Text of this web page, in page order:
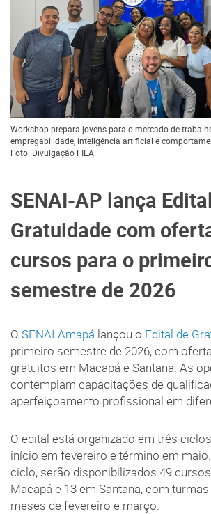
Workshop prepara jovens para o mercado de
empregabilidade, inteligência artificial e
Foto: Divulgação FIEA
SENAI-AP lança
Gratuidade com
cursos para o
semestre de 2026
O SENAI Amapá lançou o Edital de
primeiro semestre de 2026, com
gratuitos em Macapá e Santana. As
contemplam capacitações de
aperfeiçoamento profissional em
O edital está organizado em três
início em fevereiro e término em
ciclo, serão disponibilizados 49
Macapá e 13 em Santana, com
meses de fevereiro e março.